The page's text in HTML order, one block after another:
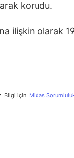
korudu.
ilişkin olarak
Bilgi için: Midas